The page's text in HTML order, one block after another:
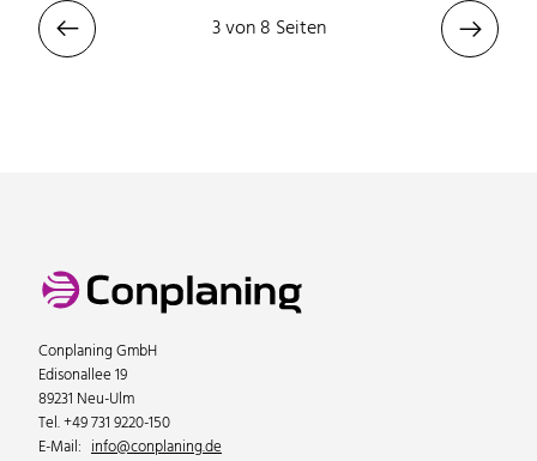
 3 von 8 Seiten 
Conplaning GmbH
Edisonallee 19
89231 Neu-Ulm
Tel. +49 731 9220-150
E-Mail: info@conplaning.de